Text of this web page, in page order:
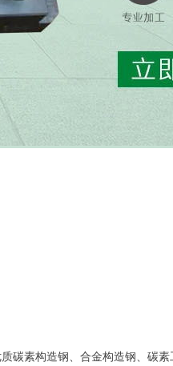
碳素构造钢、合金构造钢、碳